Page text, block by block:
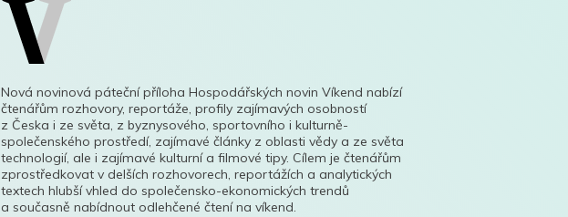
Nová novinová páteční příloha Hospodářských novin Víkend nabízí
čtenářům rozhovory, reportáže, profily zajímavých osobností
z Česka i ze světa, z byznysového, sportovního i kulturně-
společenského prostředí, zajímavé články z oblasti vědy a ze světa
technologií, ale i zajímavé kulturní a filmové tipy. Cílem je čtenářům
zprostředkovat v delších rozhovorech, reportážích a analytických
textech hlubší vhled do společensko-ekonomických trendů
a současně nabídnout odlehčené čtení na víkend.